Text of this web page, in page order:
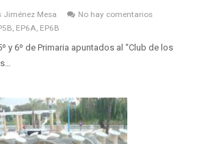
Jiménez Mesa
No hay comentarios
, EP6A, EP6B
6º de Primaria apuntados al “Club de los